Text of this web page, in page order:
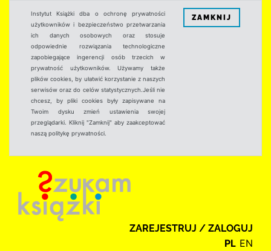
Instytut Książki dba o ochronę prywatności
użytkowników i bezpieczeństwo przetwarzania
ich danych osobowych oraz stosuje
odpowiednie rozwiązania technologiczne
zapobiegające ingerencji osób trzecich w
prywatność użytkowników. Używamy także
plików cookies, by ułatwić korzystanie z naszych
serwisów oraz do celów statystycznych.Jeśli nie
chcesz, by pliki cookies były zapisywane na
Twoim dysku zmień ustawienia swojej
przeglądarki. Kliknij "Zamknij" aby zaakceptować
naszą politykę prywatności.
ZAMKNIJ
ZAREJESTRUJ / ZALOGUJ
PL EN